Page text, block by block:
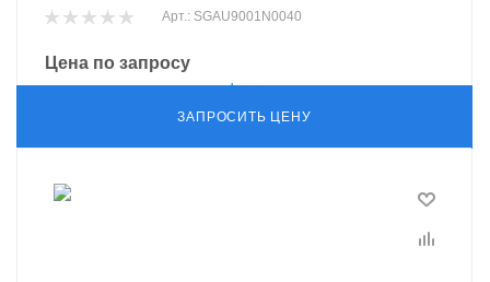
Арт.: SGAU9001N0040
Цена по запросу
ЗАПРОСИТЬ ЦЕНУ